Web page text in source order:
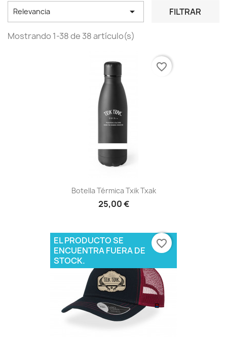
Relevancia  FILTRAR
Mostrando 1-38 de 38 artículo(s)
Botella Térmica Txik Txak
25,00 €
favorite_border
EL PRODUCTO SE
ENCUENTRA FUERA DE
STOCK.
favorite_border